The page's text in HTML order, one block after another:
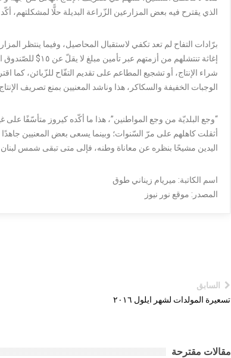
الذي يقترح فيه بعض المزارعين الزّراعة البديلة حلًّا
برّادات التفاح لم تعد تكفي لاستقبال المحاصيل، وفيما ينتظر
إغاثة تنتشلهم من
شراء الإنتاج، أو تشجيع المطاعم على تقديم التفّاح للزّبائن، كما
الوجبات الخفيفة والسكاكر، هذا وناشد المعنيين بمنع تصريف
“وجع البلديّة من وجع المواطنين”، هذا ما أكّده كيروز متأسّفًا على
أثقلت كاهلهم على مرّ السّنوات؛ وبينما يسعى بعض المعنيين
اليدين مشيحًا بنظره عن معاناة وطنه، فإلى متى تبقى شمس
اسم الكاتبة: ميريام زيناني طوق
المصدر: موقع نور نيوز
السابق
تسعيرة المولدات لشهر ايلول ٢٠١٦
مقالات مقترحة